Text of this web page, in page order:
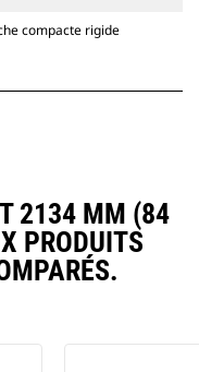
compacte rigide
2134 MM (84
PRODUITS